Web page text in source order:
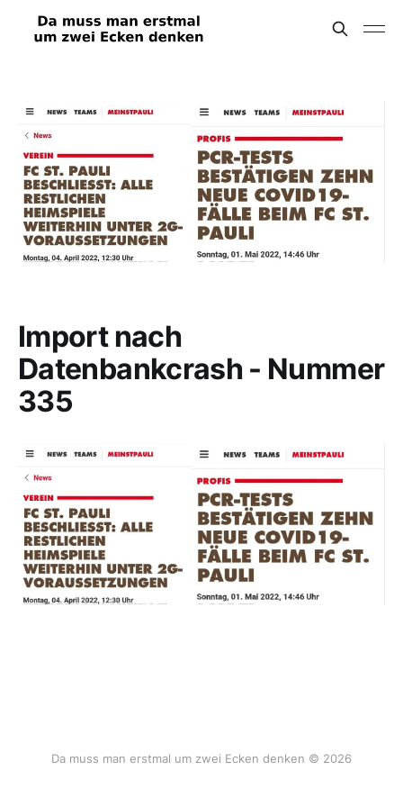
Import nach
Datenbankcrash - Nummer
335
Da muss man erstmal um zwei Ecken denken © 2026